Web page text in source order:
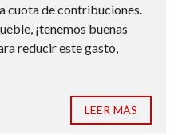
cuota de contribuciones.
¡tenemos buenas
reducir este gasto,
LEER MÁS